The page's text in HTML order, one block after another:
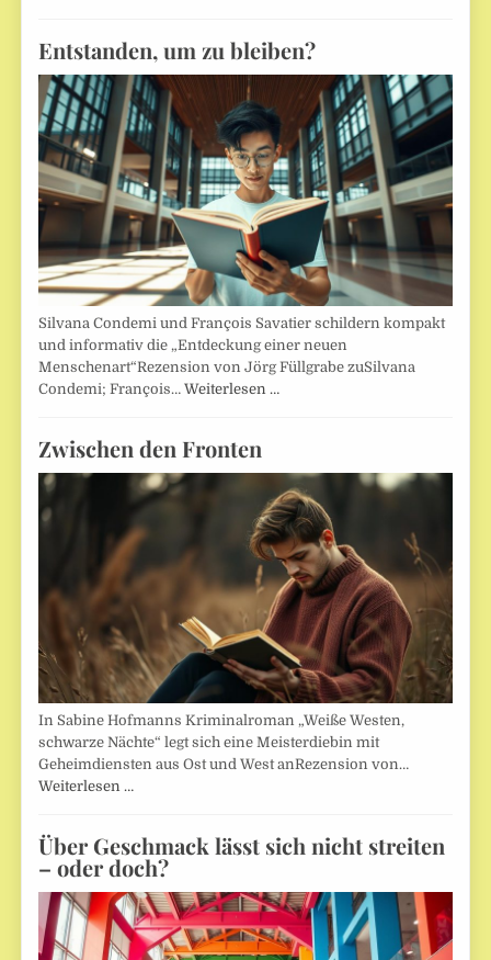
Entstanden, um zu bleiben?
Silvana Condemi und François Savatier schildern kompakt
und informativ die „Entdeckung einer neuen
Menschenart“Rezension von Jörg Füllgrabe zuSilvana
Condemi; François…Weiterlesen …
Zwischen den Fronten
In Sabine Hofmanns Kriminalroman „Weiße Westen,
schwarze Nächte“ legt sich eine Meisterdiebin mit
Geheimdiensten aus Ost und West anRezension von…
Weiterlesen …
Über Geschmack lässt sich nicht streiten
– oder doch?